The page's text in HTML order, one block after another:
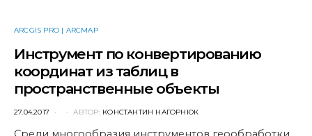
ARCGIS PRO | ARCMAP
Инструмент по конвертированию
координат из таблиц в
пространственные объекты
POSTED
27.04.2017 АВТОР: КОНСТАНТИН НАГОРНЮК